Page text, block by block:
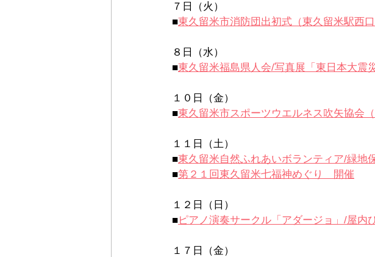
７日（火）
■東久留米市消防団出初式（東久留米駅西口
８日（水）
■東久留米福島県人会/写真展「東日本大震
１０日（金）
■東久留米市スポーツウエルネス吹矢協会
１１日（土）
■東久留米自然ふれあいボランティア/緑地
■第２１回東久留米七福神めぐり　開催
１２日（日）
■ピアノ演奏サークル「アダージョ」/屋内
１７日（金）